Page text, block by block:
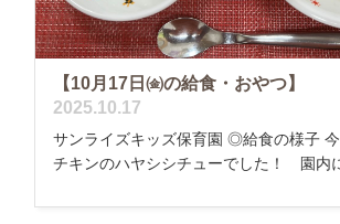
【10月17日㈮の給食・おやつ】
2025.10.17
サンライズキッズ保育園 ◎給食の様子 今
チキンのハヤシシチューでした！ 園内